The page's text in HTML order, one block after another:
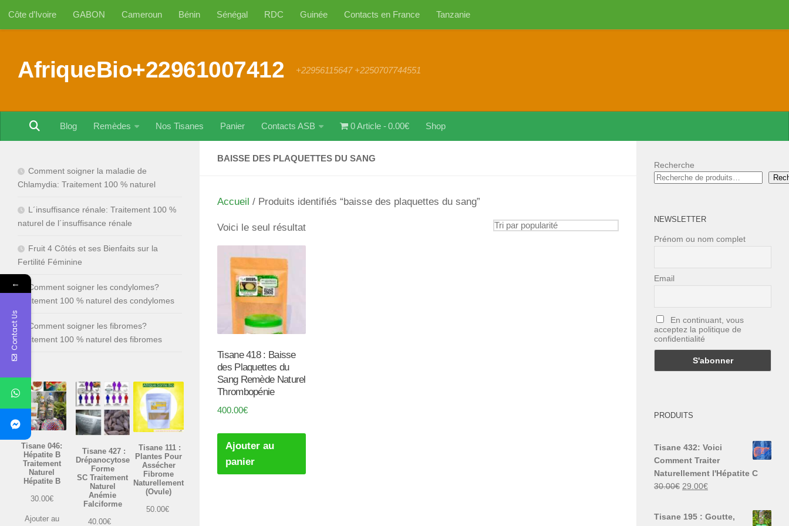
Au dessous du contenu
Côte d’Ivoire GABON Cameroun Bénin Sénégal RDC Guinée Contacts en France Tanzanie
AfriqueBio+22961007412 +22956115647 +2250707744551
Blog Remèdes Nos Tisanes Panier Contacts ASB 0 Article 0.00€ Shop
BAISSE DES PLAQUETTES DU SANG
Accueil / Produits identifiés “baisse des plaquettes du sang”
Voici le seul résultat
Tisane 418 : Baisse
des Plaquettes du
Sang Remède Naturel
Thrombopénie
400.00€
Ajouter au
panier
Comment soigner la maladie de
Chlamydia: Traitement 100 % naturel
L´insuffisance rénale: Traitement 100 %
naturel de l´insuffisance rénale
Fruit 4 Côtés et ses Bienfaits sur la
Fertilité Féminine
Comment soigner les condylomes?
Traitement 100 % naturel des condylomes
Comment soigner les fibromes?
Traitement 100 % naturel des fibromes
Tisane 046:
Hépatite B
Traitement
Naturel
Hépatite B
30.00€
Ajouter au
Tisane 427 :
Drépanocytose
Forme
SC Traitement
Naturel
Anémie
Falciforme
40.00€
Tisane 111 :
Plantes Pour
Assécher
Fibrome
Naturellement
(Ovule)
50.00€
Recherche
NEWSLETTER
Prénom ou nom complet
Email
En continuant, vous
acceptez la politique de
confidentialité
PRODUITS
Tisane 432: Voici
Comment Traiter
Naturellement l'Hépatite C
30.00€ Le
29.00€Le
Tisane 195 : Goutte,
←
Contact Us